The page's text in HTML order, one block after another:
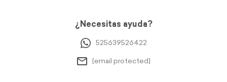
¿Necesitas ayuda?
525639526422
[email protected]